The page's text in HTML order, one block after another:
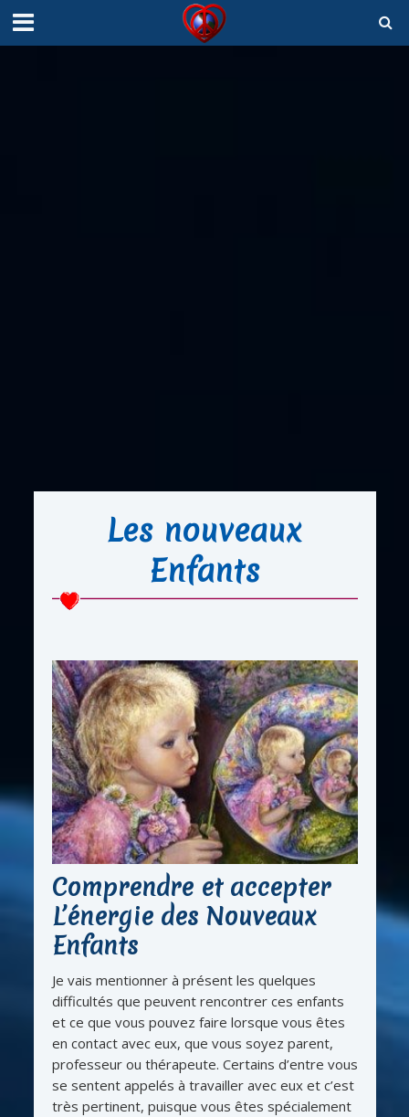
Les nouveaux
Enfants
Comprendre et accepter
L’énergie des Nouveaux
Enfants
Je vais mentionner à présent les quelques
difficultés que peuvent rencontrer ces enfants
et ce que vous pouvez faire lorsque vous êtes
en contact avec eux, que vous soyez parent,
professeur ou thérapeute. Certains d’entre vous
se sentent appelés à travailler avec eux et c’est
très pertinent, puisque vous êtes spécialement